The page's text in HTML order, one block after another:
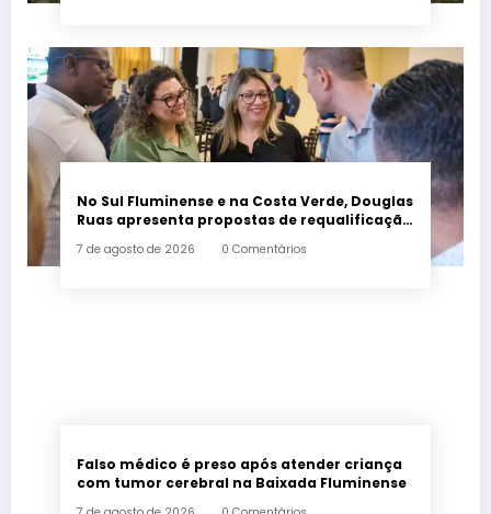
No Sul Fluminense e na Costa Verde, Douglas
Ruas apresenta propostas de requalificação
7 de agosto de 2026 0 Comentários
Falso médico é preso após atender criança
com tumor cerebral na Baixada Fluminense